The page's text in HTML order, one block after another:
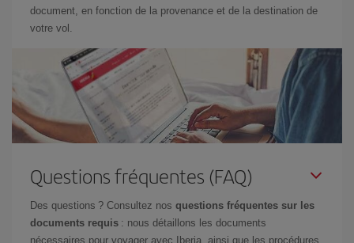
document, en fonction de la provenance et de la destination de
votre vol.
Questions fréquentes (FAQ)
Des questions ? Consultez nos questions fréquentes sur les
documents requis : nous détaillons les documents
nécessaires pour voyager avec Iberia, ainsi que les procédures